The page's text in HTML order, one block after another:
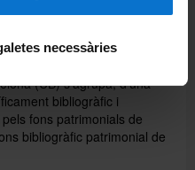
necessàries
externes o a
(UB) s’agrupa, d'una
bibliogràfic i
fons patrimonials de
bibliogràfic patrimonial de